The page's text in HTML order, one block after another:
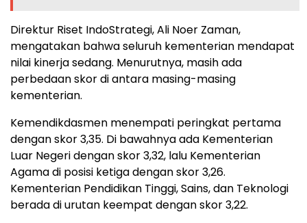
Direktur Riset IndoStrategi, Ali Noer Zaman,
mengatakan bahwa seluruh kementerian mendapat
nilai kinerja sedang. Menurutnya, masih ada
perbedaan skor di antara masing-masing
kementerian.
Kemendikdasmen menempati peringkat pertama
dengan skor 3,35. Di bawahnya ada Kementerian
Luar Negeri dengan skor 3,32, lalu Kementerian
Agama di posisi ketiga dengan skor 3,26.
Kementerian Pendidikan Tinggi, Sains, dan Teknologi
berada di urutan keempat dengan skor 3,22.